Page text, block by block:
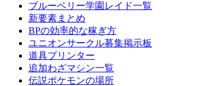
ブルーベリー学園レイド一覧
新要素まとめ
BPの効率的な稼ぎ方
ユニオンサークル募集掲示板
道具プリンター
追加わざマシン一覧
伝説ポケモンの場所